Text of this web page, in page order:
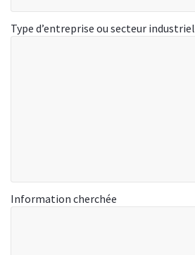
Type d’entreprise ou secteur industriel
Information cherchée